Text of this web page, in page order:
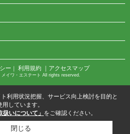
ー ｜ 利用規約 ｜アクセスマップ
イワ・エステート All rights reserved.
利用状況把握、サービス向上検討を目的と
しています。
扱いについて」 をご確認ください。
閉じる